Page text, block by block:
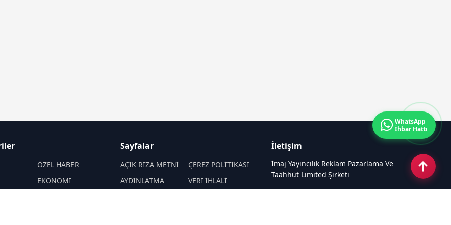
ÖZEL HABER
EKONOMİ
Sayfalar
AÇIK RIZA METNİ
ÇEREZ POLİTİKASI
AYDINLATMA
VERİ İHLALİ
İletişim
İmaj Yayıncılık Reklam Pazarlama Ve
Taahhüt Limited Şirketi
WhatsApp
İhbar Hattı